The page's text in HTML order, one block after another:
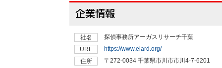
社名
探偵事務所アーガスリサーチ千葉
URL
https://www.eiard.org/
住所
〒272-0034 千葉県市川市市川4-7-6201